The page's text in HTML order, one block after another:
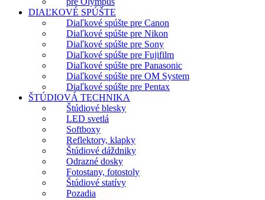
DIAĽKOVÉ SPÚŠTE
Diaľkové spúšte pre Canon
Diaľkové spúšte pre Nikon
Diaľkové spúšte pre Sony
Diaľkové spúšte pre Fujifilm
Diaľkové spúšte pre Panasonic
Diaľkové spúšte pre OM System
Diaľkové spúšte pre Pentax
ŠTÚDIOVÁ TECHNIKA
Štúdiové blesky
LED svetlá
Softboxy
Reflektory, klapky
Štúdiové dáždniky
Odrazné dosky
Fotostany, fotostoly
Štúdiové statívy
Pozadia